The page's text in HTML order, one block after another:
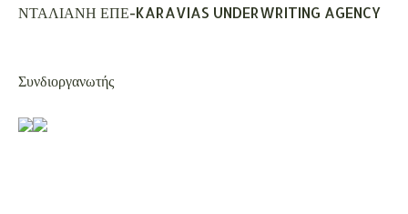
ΝΤΑΛΙΑΝΗ ΕΠΕ-KARAVIAS UNDERWRITING AGENCY
Συνδιοργανωτής